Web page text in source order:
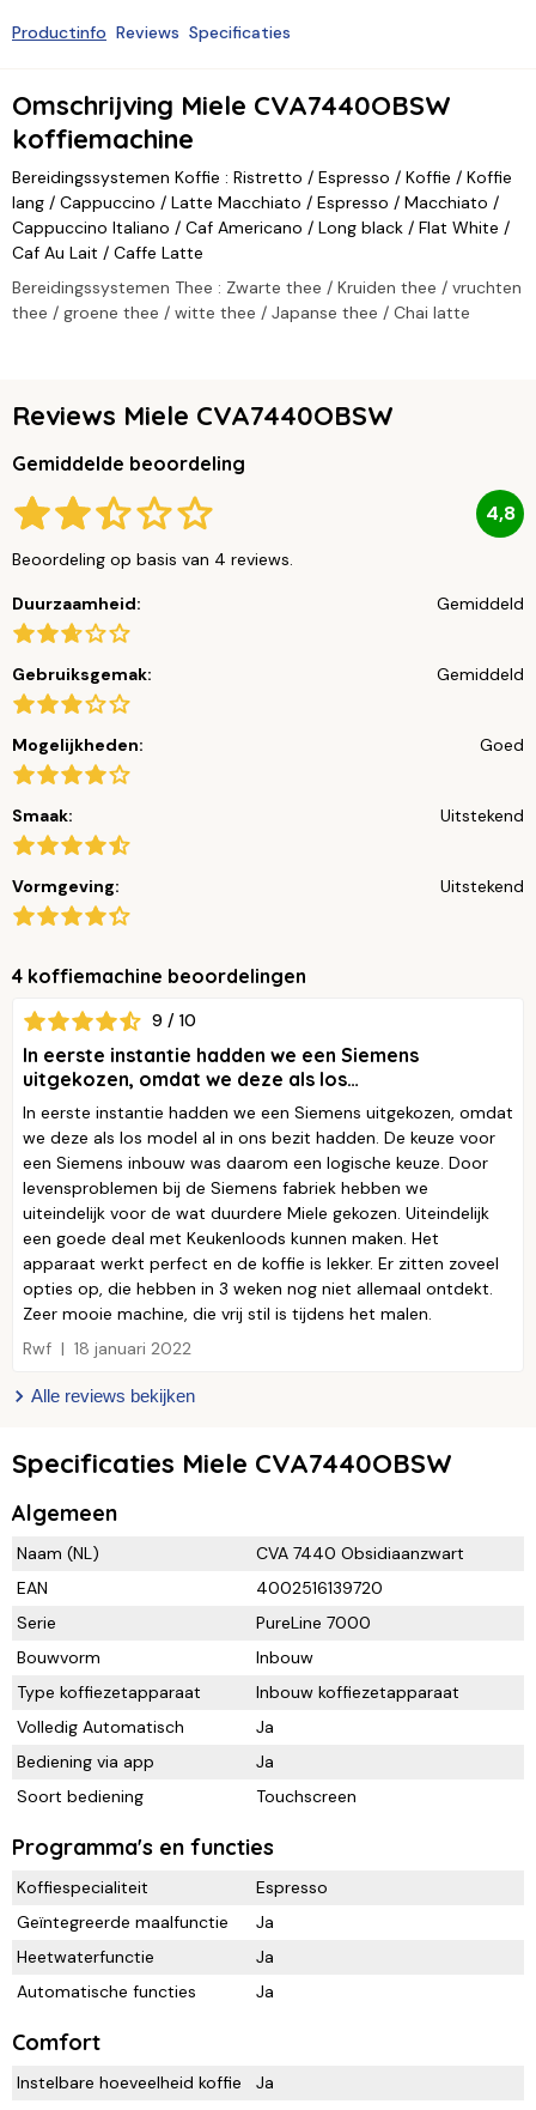
Productinfo Reviews Specificaties
Omschrijving Miele CVA7440OBSW
koffiemachine
Bereidingssystemen Koffie : Ristretto / Espresso / Koffie / Koffie
lang / Cappuccino / Latte Macchiato / Espresso / Macchiato /
Cappuccino Italiano / Caf Americano / Long black / Flat White /
Caf Au Lait / Caffe Latte
Bereidingssystemen Thee : Zwarte thee / Kruiden thee / vruchten
thee / groene thee / witte thee / Japanse thee / Chai latte
Reviews Miele CVA7440OBSW
Gemiddelde beoordeling
4,8
Beoordeling op basis van 4 reviews.
Duurzaamheid: Gemiddeld
Gebruiksgemak: Gemiddeld
Mogelijkheden: Goed
Smaak: Uitstekend
Vormgeving: Uitstekend
4 koffiemachine beoordelingen
9 / 10
In eerste instantie hadden we een Siemens
uitgekozen, omdat we deze als los…
In eerste instantie hadden we een Siemens uitgekozen, omdat
we deze als los model al in ons bezit hadden. De keuze voor
een Siemens inbouw was daarom een logische keuze. Door
levensproblemen bij de Siemens fabriek hebben we
uiteindelijk voor de wat duurdere Miele gekozen. Uiteindelijk
een goede deal met Keukenloods kunnen maken. Het
apparaat werkt perfect en de koffie is lekker. Er zitten zoveel
opties op, die hebben in 3 weken nog niet allemaal ontdekt.
Zeer mooie machine, die vrij stil is tijdens het malen.
Rwf
18 januari 2022
Alle reviews bekijken
Specificaties Miele CVA7440OBSW
Algemeen
Naam (NL)
CVA 7440 Obsidiaanzwart
EAN
4002516139720
Serie
PureLine 7000
Bouwvorm
Inbouw
Type koffiezetapparaat
Inbouw koffiezetapparaat
Volledig Automatisch
Ja
Bediening via app
Ja
Soort bediening
Touchscreen
Programma's en functies
Koffiespecialiteit
Espresso
Geïntegreerde maalfunctie
Ja
Heetwaterfunctie
Ja
Automatische functies
Ja
Comfort
Instelbare hoeveelheid koffie
Ja